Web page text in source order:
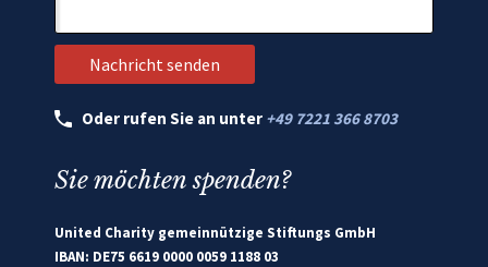
Oder rufen Sie an unter +49 7221 366 8703
Sie möchten spenden?
United Charity gemeinnützige Stiftungs GmbH
IBAN: DE75 6619 0000 0059 1188 03